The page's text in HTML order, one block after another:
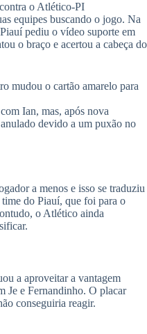
o Atlético-PI
equipes buscando o jogo. Na
pediu o vídeo suporte em
o braço e acertou a cabeça do
mudou o cartão amarelo para
Ian, mas, após nova
devido a um puxão no
a menos e isso se traduziu
do Piauí, que foi para o
o Atlético ainda
a aproveitar a vantagem
Je e Fernandinho. O placar
conseguiria reagir.